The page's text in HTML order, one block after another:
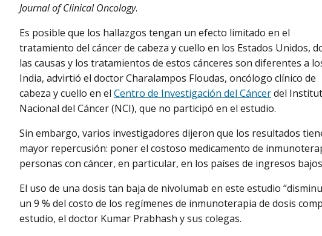
Journal of Clinical Oncology.
Es posible que los hallazgos tengan un efecto limitado en el
tratamiento del cáncer de cabeza y cuello en los Estados Unidos,
las causas y los tratamientos de estos cánceres son diferentes a
India, advirtió el doctor Charalampos Floudas, oncólogo clínico de
cabeza y cuello en el Centro de Investigación del Cáncerdel
Nacional del Cáncer (NCI), que no participó en el estudio.
Sin embargo, varios investigadores dijeron que los resultados
mayor repercusión: poner el costoso medicamento de
personas con cáncer, en particular, en los países de ingresos
El uso de una dosis tan baja de nivolumab en este estudio
un 9 % del costo de los regímenes de inmunoterapia de dosis
estudio, el doctor Kumar Prabhash y sus colegas.